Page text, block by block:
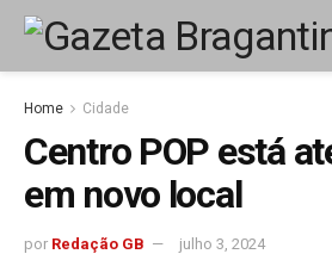
Home Cidade
Centro POP está
em novo local
por Redação GB julho 3, 2024